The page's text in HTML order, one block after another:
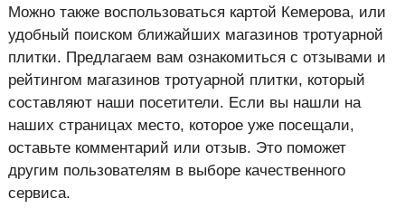
Можно также воспользоваться картой Кемерова, или
удобный поиском ближайших магазинов тротуарной
плитки. Предлагаем вам ознакомиться с отзывами и
рейтингом магазинов тротуарной плитки, который
составляют наши посетители. Если вы нашли на
наших страницах место, которое уже посещали,
оставьте комментарий или отзыв. Это поможет
другим пользователям в выборе качественного
сервиса.